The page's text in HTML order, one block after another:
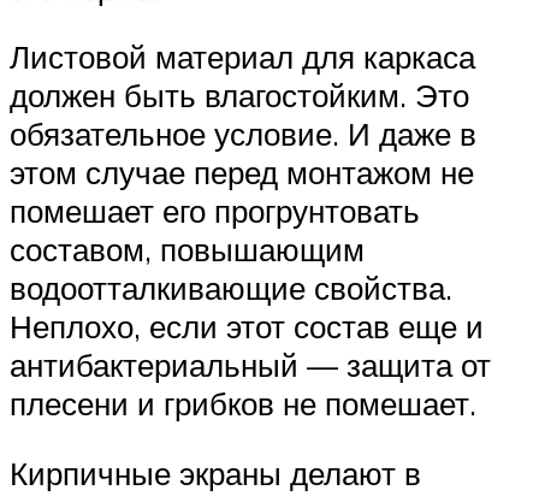
Листовой материал для каркаса
должен быть влагостойким. Это
обязательное условие. И даже в
этом случае перед монтажом не
помешает его прогрунтовать
составом, повышающим
водоотталкивающие свойства.
Неплохо, если этот состав еще и
антибактериальный — защита от
плесени и грибков не помешает.
Кирпичные экраны делают в